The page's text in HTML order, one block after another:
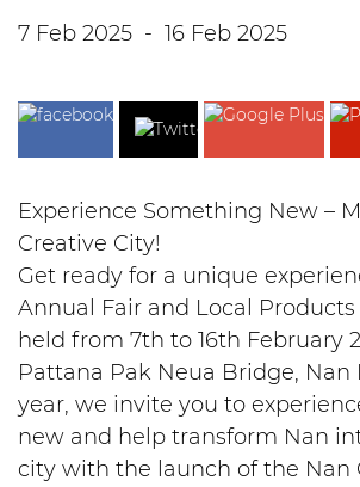
7 Feb 2025 - 16 Feb 2025
Experience Something New –
Creative City!
Get ready for a unique
Annual Fair and Local Products
held from 7th to 16th February
Pattana Pak Neua Bridge, Nan
year, we invite you to
new and help transform Nan
city with the launch of the Nan